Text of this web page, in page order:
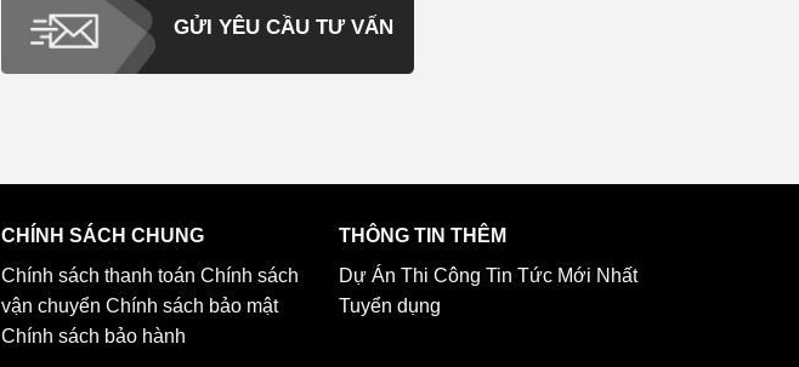
GỬI YÊU CẦU TƯ VẤN
CHÍNH SÁCH CHUNG
Chính sách thanh toán Chính sách
vận chuyển Chính sách bảo mật
Chính sách bảo hành
THÔNG TIN THÊM
Dự Án Thi Công Tin Tức Mới Nhất
Tuyển dụng